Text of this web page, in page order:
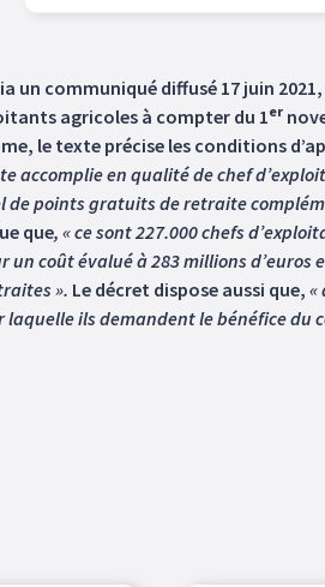
un communiqué diffusé 17 juin
agricoles à compter du 1er
le texte précise les conditions
accomplie en qualité de chef
de points gratuits de retraite
que, « ce sont 227.000 chefs
coût évalué à 283 millions d’euros
». Le décret dispose aussi que, «
ils demandent le bénéfice